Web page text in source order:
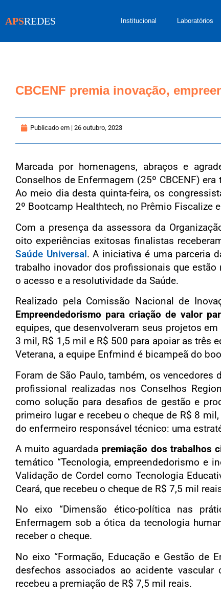
APSREDES Institucional Laboratórios
CBCENF premia inovação,
Publicado em | 26 outubro, 2023
Marcada por homenagens, abraços e
Conselhos de Enfermagem (25º CBCENF)
Ao meio dia desta quinta-feira, os
2º Bootcamp Healthtech, no Prêmio
Com a presença da assessora da
oito experiências exitosas finalistas
Saúde Universal. A iniciativa é uma parceria
trabalho inovador dos profissionais que
o acesso e a resolutividade da Saúde.
Realizado pela Comissão Nacional de
Empreendedorismo para criação de valor
equipes, que desenvolveram seus projetos
3 mil, R$ 1,5 mil e R$ 500 para apoiar as três
Veterana, a equipe Enfmind é bicampeã do
Foram de São Paulo, também, os vencedores
profissional realizadas nos Conselhos
como solução para desafios de gestão e
primeiro lugar e recebeu o cheque de R$ 8
do enfermeiro responsável técnico: uma
A muito aguardada premiação dos trabalhos
temático “Tecnologia, empreendedorismo e
Validação de Cordel como Tecnologia
Ceará, que recebeu o cheque de R$ 7,5 mil
No eixo “Dimensão ético-política nas
Enfermagem sob a ótica da tecnologia
receber o cheque.
No eixo “Formação, Educação e Gestão de
desfechos associados ao acidente vascular
recebeu a premiação de R$ 7,5 mil reais.